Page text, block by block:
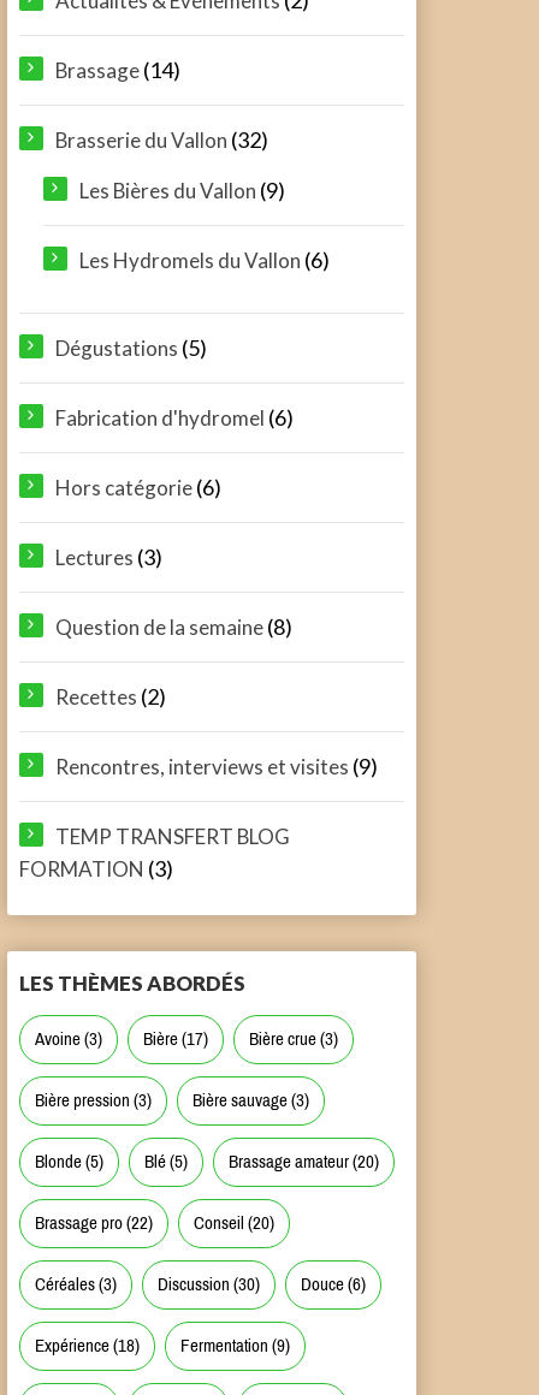
Brassage(14)
Brasserie du Vallon (32)
Les Bières du Vallon (9)
Les Hydromels du Vallon (6)
Dégustations (5)
Fabrication d'hydromel (6)
Hors catégorie(6)
Lectures (3)
Question de la semaine(8)
Recettes (2)
Rencontres, interviews et visites (9)
TEMP TRANSFERT BLOG
FORMATION (3)
LES THÈMES ABORDÉS
Avoine(3) Bière(17) Bière crue(3)
Bière pression (3) Bière sauvage(3)
Blonde(5) Blé(5) Brassage amateur(20)
Brassage pro(22) Conseil (20)
Céréales(3) Discussion (30) Douce(6)
Expérience(18) Fermentation (9)